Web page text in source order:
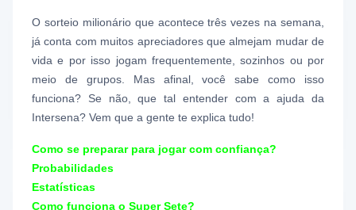
O sorteio milionário que acontece três vezes na semana,
já conta com muitos apreciadores que almejam mudar de
vida e por isso jogam frequentemente, sozinhos ou por
meio de grupos. Mas afinal, você sabe como isso
funciona? Se não, que tal entender com a ajuda da
Intersena? Vem que a gente te explica tudo!
Como se preparar para jogar com confiança?
Probabilidades
Estatísticas
Como funciona o Super Sete?